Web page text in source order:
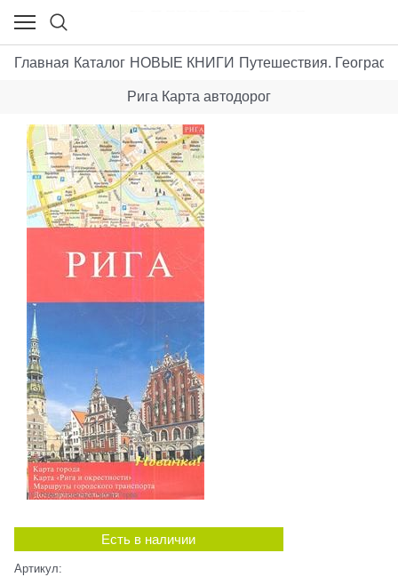
Главная Каталог НОВЫЕ КНИГИ Путешествия.
Рига Карта автодорог
Есть в наличии
Артикул: